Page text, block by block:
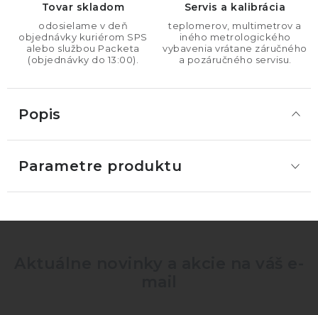
Tovar skladom
odosielame v deň
objednávky kuriérom SPS
alebo službou Packeta
(objednávky do 13:00).
Servis a kalibrácia
teplomerov, multimetrov a
iného metrologického
vybavenia vrátane záručného
a pozáručného servisu.
Popis
Parametre produktu